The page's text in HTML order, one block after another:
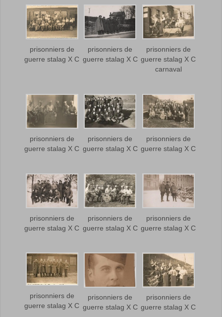
prisonniers de
guerre stalag X C
prisonniers de
guerre stalag X C
prisonniers de
guerre stalag X C
carnaval
prisonniers de
guerre stalag X C
prisonniers de
guerre stalag X C
prisonniers de
guerre stalag X C
prisonniers de
guerre stalag X C
prisonniers de
guerre stalag X C
prisonniers de
guerre stalag X C
prisonniers de
guerre stalag X C
prisonniers de
guerre stalag X C
prisonniers de
guerre stalag X C